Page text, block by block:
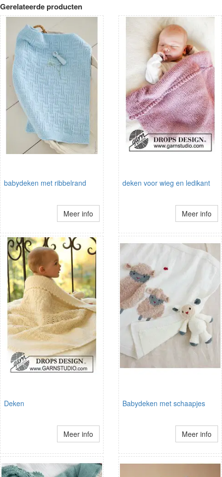
Gerelateerde producten
babydeken met ribbelrand
Meer info
deken voor wieg en ledikant
Meer info
Deken
Meer info
Babydeken met schaapjes
Meer info